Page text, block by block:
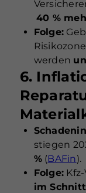
40 %
Folge:
werden
6.
stiegen
%(BAFin).
Folge:
im